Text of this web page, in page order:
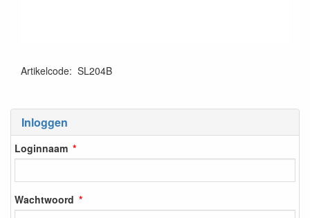
Inloggen
Loginnaam
Wachtwoord
Artikelcode: SL204B